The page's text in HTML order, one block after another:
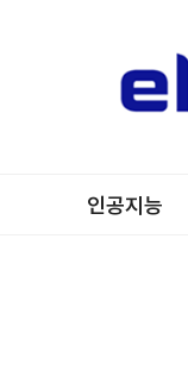
인공지능